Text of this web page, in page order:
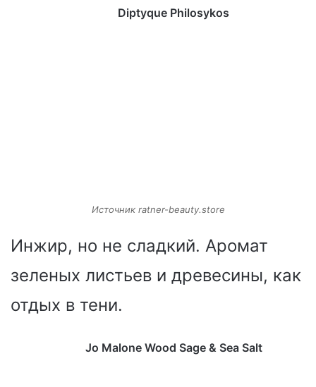
Diptyque Philosykos
Источник ratner-beauty.store
Инжир, но не сладкий. Аромат
зеленых листьев и древесины, как
отдых в тени.
Jo Malone Wood Sage & Sea Salt